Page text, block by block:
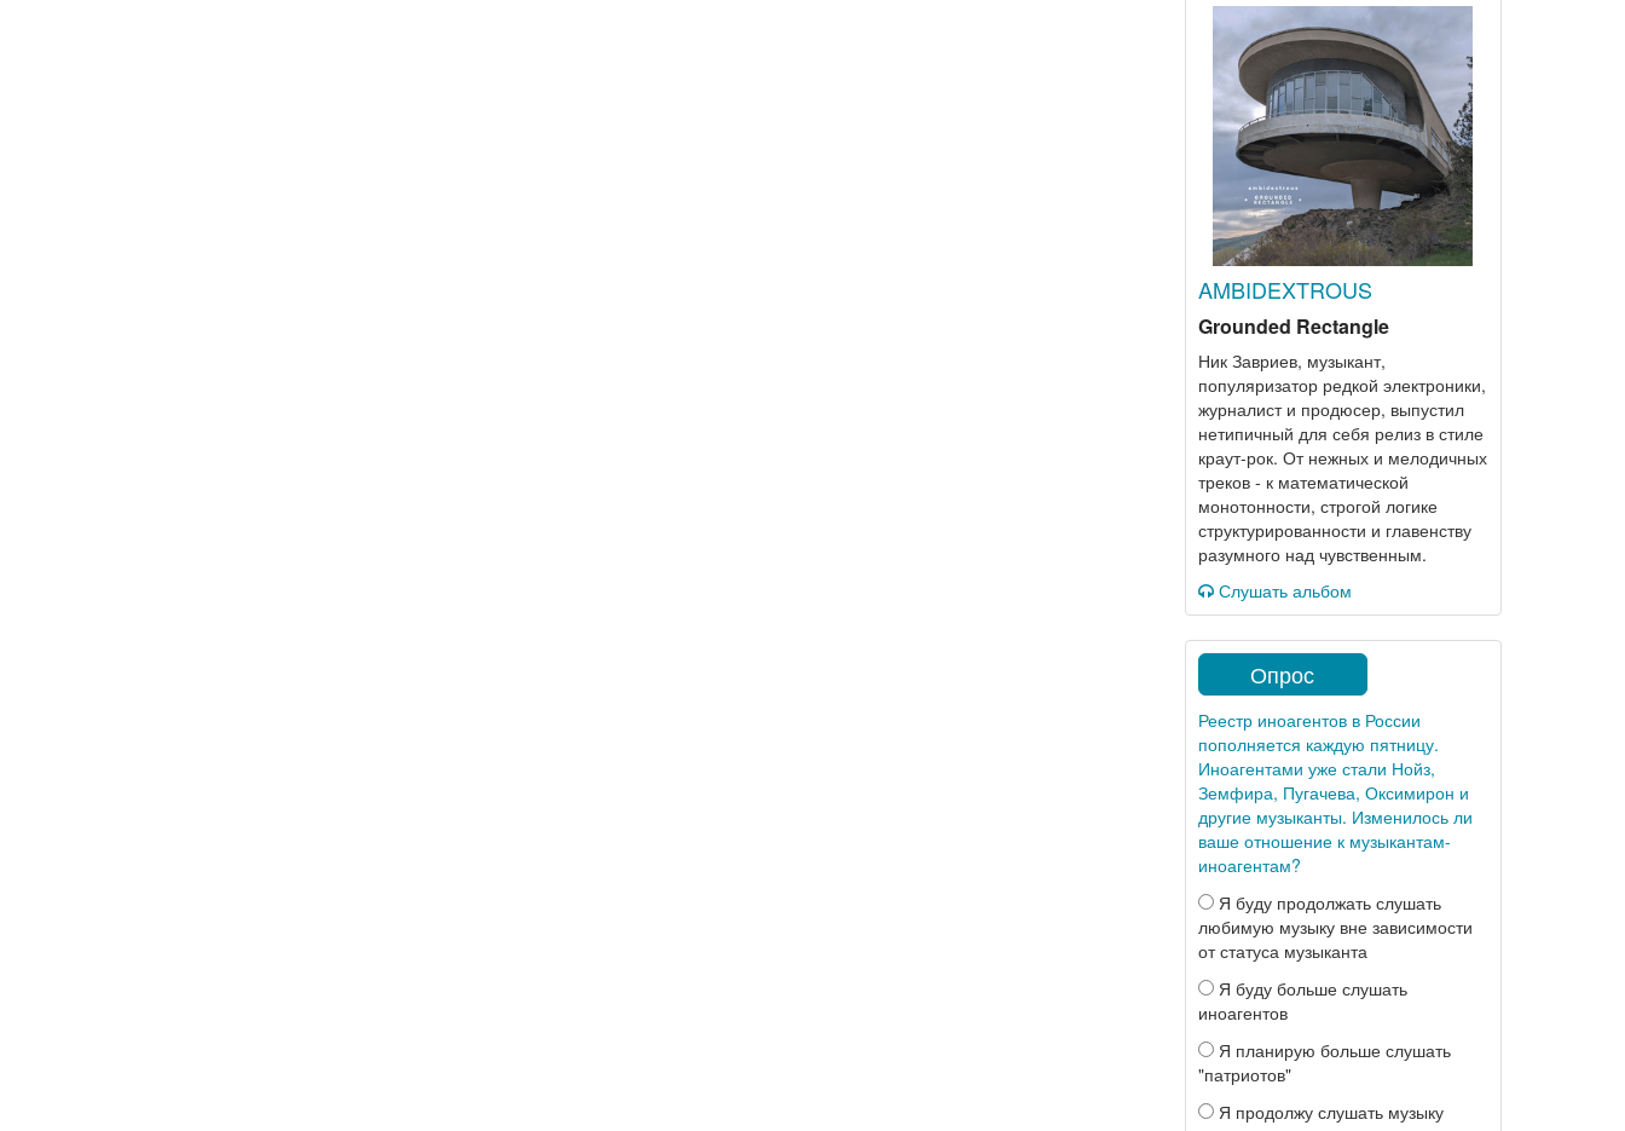
AMBIDEXTROUS
Grounded Rectangle
Ник Завриев, музыкант,
популяризатор редкой электроники,
журналист и продюсер, выпустил
нетипичный для себя релиз в стиле
краут-рок. От нежных и мелодичных
треков - к математической
монотонности, строгой логике
структурированности и главенству
разумного над чувственным.
Слушать альбом
Опрос
Реестр иноагентов в России
пополняется каждую пятницу.
Иноагентами уже стали Нойз,
Земфира, Пугачева, Оксимирон и
другие музыканты. Изменилось ли
ваше отношение к музыкантам-
иноагентам?
Я буду продолжать слушать
любимую музыку вне зависимости
от статуса музыканта
Я буду больше слушать
иноагентов
Я планирую больше слушать
"патриотов"
Я продолжу слушать музыку